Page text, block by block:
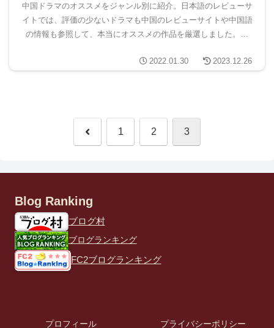
中国ドラマのオススメをジャンル別に紹介。日本語のレビューサ
イトでは、評価の少ないドラマも中国のレビューサイトや中国語
の情報も参照して、本当にオススメの作品を厳選しました。ぜ
2022.01.30
2023.12.26
前 1 2 3
Blog Ranking
ブログ村
ブログランキング
FC2ブログランキング
プロフィール プライバシーポリシー